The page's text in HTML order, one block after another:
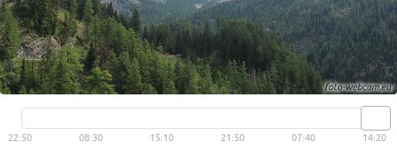
Live video available → View
22:50 08:30 15:10 21:50 07:40 14:20